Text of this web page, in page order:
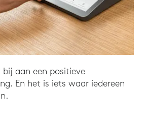
aan een positieve
En het is iets waar iedereen